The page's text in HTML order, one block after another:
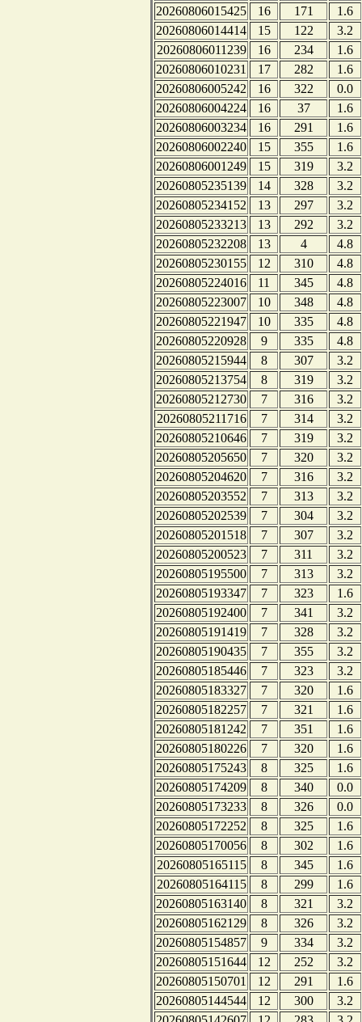
20260806015425
16 171
1.6
20260806014414
15 122
3.2
20260806011239
16 234
1.6
20260806010231
17 282
1.6
20260806005242
16 322
0.0
20260806004224
16 37
1.6
20260806003234
16 291
1.6
20260806002240
15 355
1.6
20260806001249
15 319
3.2
20260805235139
14 328
3.2
20260805234152
13 297
3.2
20260805233213
13 292
3.2
20260805232208
13 4
4.8
20260805230155
12 310
4.8
20260805224016
11 345
4.8
20260805223007
10 348
4.8
20260805221947
10 335
4.8
20260805220928
9 335
4.8
20260805215944
8 307
3.2
20260805213754
8 319
3.2
20260805212730
7 316
3.2
20260805211716
7 314
3.2
20260805210646
7 319
3.2
20260805205650
7 320
3.2
20260805204620
7 316
3.2
20260805203552
7 313
3.2
20260805202539
7 304
3.2
20260805201518
7 307
3.2
20260805200523
7 311
3.2
20260805195500
7 313
3.2
20260805193347
7 323
1.6
20260805192400
7 341
3.2
20260805191419
7 328
3.2
20260805190435
7 355
3.2
20260805185446
7 323
3.2
20260805183327
7 320
1.6
20260805182257
7 321
1.6
20260805181242
7 351
1.6
20260805180226
7 320
1.6
20260805175243
8 325
1.6
20260805174209
8 340
0.0
20260805173233
8 326
0.0
20260805172252
8 325
1.6
20260805170056
8 302
1.6
20260805165115
8 345
1.6
20260805164115
8 299
1.6
20260805163140
8 321
3.2
20260805162129
8 326
3.2
20260805154857
9 334
3.2
20260805151644
12 252
3.2
20260805150701
12 291
1.6
20260805144544
12 300
3.2